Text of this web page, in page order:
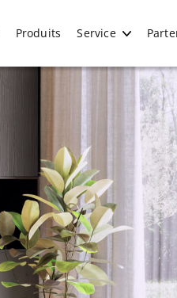
Produits Service